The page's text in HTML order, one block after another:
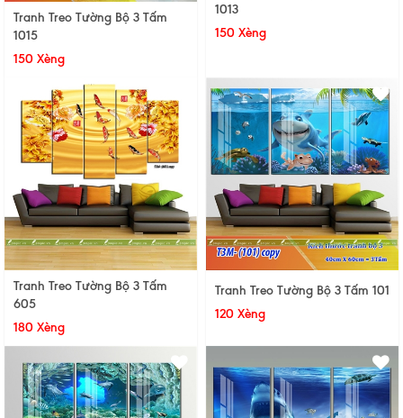
Tranh Treo Tường Bộ 3 Tấm
1015
150 Xèng
1013
150 Xèng
Tranh Treo Tường Bộ 3 Tấm
605
180 Xèng
Tranh Treo Tường Bộ 3 Tấm 101
120 Xèng